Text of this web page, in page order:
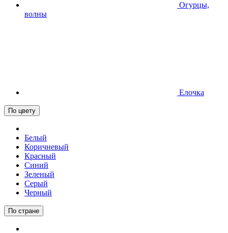
Огурцы,
волны
Елочка
По цвету
Белый
Коричневый
Красный
Синий
Зеленый
Серый
Черный
По стране